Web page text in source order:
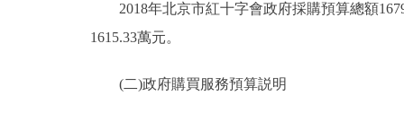
2018年北京市紅十字會政府採購預算總額
1615.33萬元。
(二)政府購買服務預算説明